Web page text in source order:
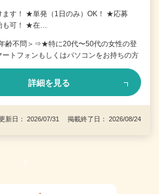
ます！ ★単発（1日のみ）OK！ ★応募
も可！ ★在…
齢不問＞⇒★特に20代〜50代の女性の登
フォンもしくはパソコンをお持ちの方
詳細を見る
新日： 2026/07/31 掲載終了日： 2026/08/24
1